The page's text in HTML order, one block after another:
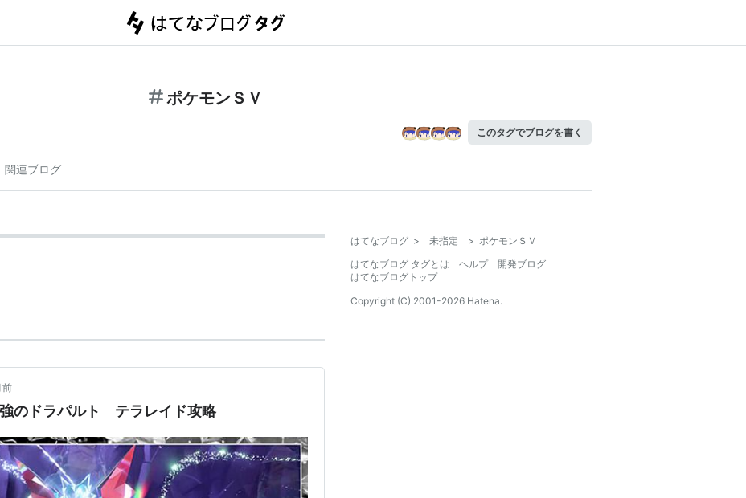
ポケモンＳＶ
このタグでブログを書く
関連ブログ
前
強のドラパルト テラレイド攻略
はてなブログ > 未指定 > ポケモンＳＶ
はてなブログ タグとは
ヘルプ
開発ブログ
はてなブログトップ
Copyright (C) 2001-2026 Hatena.